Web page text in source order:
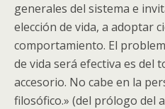
generales del sistema e
elección de vida, a adoptar
comportamiento. El
de vida será efectiva es del
accesorio. No cabe en la
filosófico.» (del prólogo del